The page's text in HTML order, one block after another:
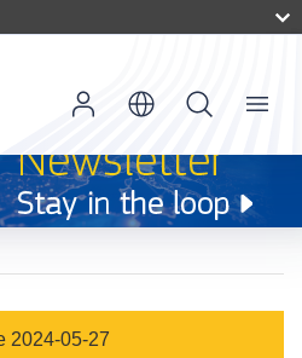
Menu
2024-05-27